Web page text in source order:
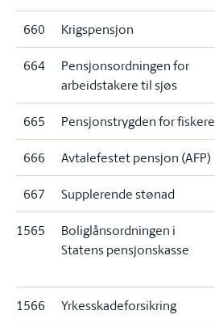
660 Krigspensjon
664
Pensjonsordningen for
arbeidstakere til sjøs
665 Pensjonstrygden for fiskere
666 Avtalefestet pensjon (AFP)
667 Supplerende stønad
1565
Boliglånsordningen i
Statens pensjonskasse
1566 Yrkesskadeforsikring